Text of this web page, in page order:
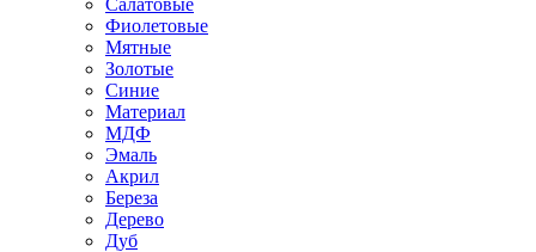
Салатовые
Фиолетовые
Мятные
Золотые
Синие
Материал
МДФ
Эмаль
Акрил
Береза
Дерево
Дуб